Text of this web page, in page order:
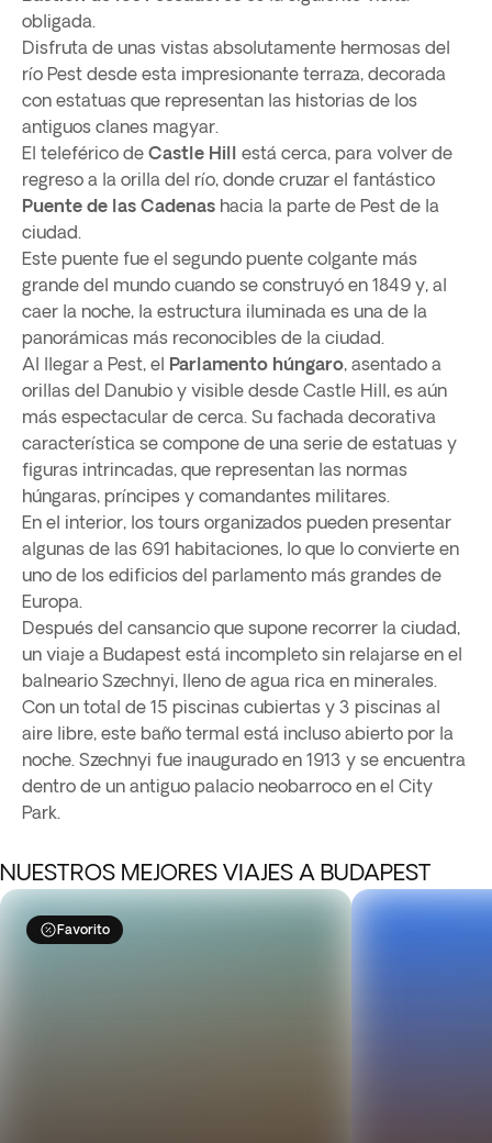
obligada.
Disfruta de unas vistas absolutamente hermosas del
río Pest desde esta impresionante terraza, decorada
con estatuas que representan las historias de los
antiguos clanes magyar.
El teleférico de Castle Hill está cerca, para volver de
regreso a la orilla del río, donde cruzar el fantástico
Puente de las Cadenas hacia la parte de Pest de la
ciudad.
Este puente fue el segundo puente colgante más
grande del mundo cuando se construyó en 1849 y, al
caer la noche, la estructura iluminada es una de la
panorámicas más reconocibles de la ciudad.
Al llegar a Pest, el Parlamento húngaro, asentado a
orillas del Danubio y visible desde Castle Hill, es aún
más espectacular de cerca. Su fachada decorativa
característica se compone de una serie de estatuas y
figuras intrincadas, que representan las normas
húngaras, príncipes y comandantes militares.
En el interior, los tours organizados pueden presentar
algunas de las 691 habitaciones, lo que lo convierte en
uno de los edificios del parlamento más grandes de
Europa.
Después del cansancio que supone recorrer la ciudad,
un viaje a Budapest está incompleto sin relajarse en el
balneario Szechnyi, lleno de agua rica en minerales.
Con un total de 15 piscinas cubiertas y 3 piscinas al
aire libre, este baño termal está incluso abierto por la
noche. Szechnyi fue inaugurado en 1913 y se encuentra
dentro de un antiguo palacio neobarroco en el City
Park.
NUESTROS MEJORES VIAJES A BUDAPEST
Favorito